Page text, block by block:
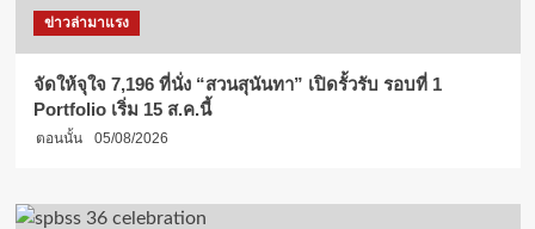
ข่าวล่ามาแรง
จัดให้จุใจ 7,196 ที่นั่ง “สวนสุนันทา” เปิดรั้วรับ รอบที่ 1
Portfolio เริ่ม 15 ส.ค.นี้
ตอนนั้น 05/08/2026